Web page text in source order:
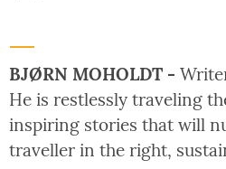
BJØRN MOHOLDT -
He is restlessly traveling
inspiring stories that will
traveller in the right,